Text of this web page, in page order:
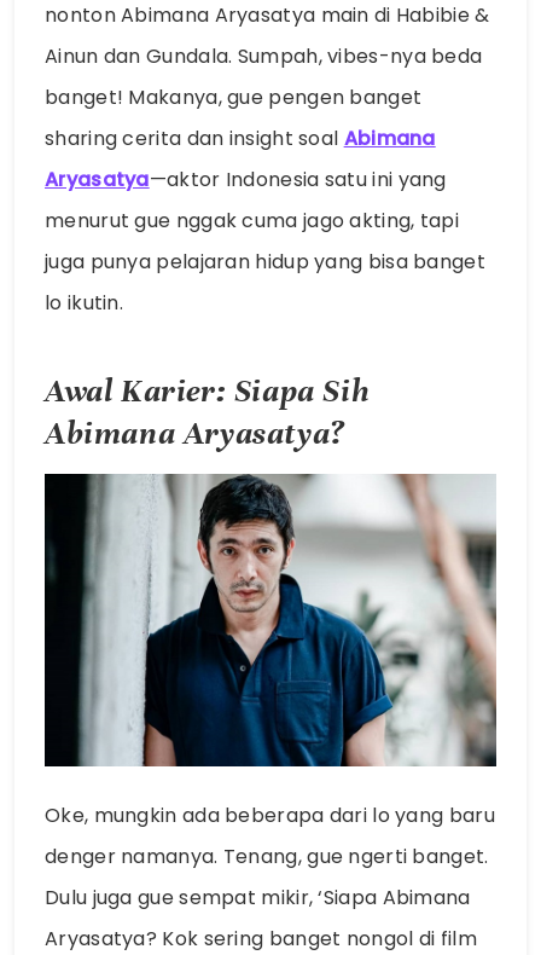
nonton Abimana Aryasatya main di Habibie &
Ainun dan Gundala. Sumpah, vibes-nya beda
banget! Makanya, gue pengen banget
sharing cerita dan insight soal Abimana
Aryasatya—aktor Indonesia satu ini yang
menurut gue nggak cuma jago akting, tapi
juga punya pelajaran hidup yang bisa banget
lo ikutin.
Awal Karier: Siapa Sih
Abimana Aryasatya?
Oke, mungkin ada beberapa dari lo yang baru
denger namanya. Tenang, gue ngerti banget.
Dulu juga gue sempat mikir, ‘Siapa Abimana
Aryasatya? Kok sering banget nongol di film